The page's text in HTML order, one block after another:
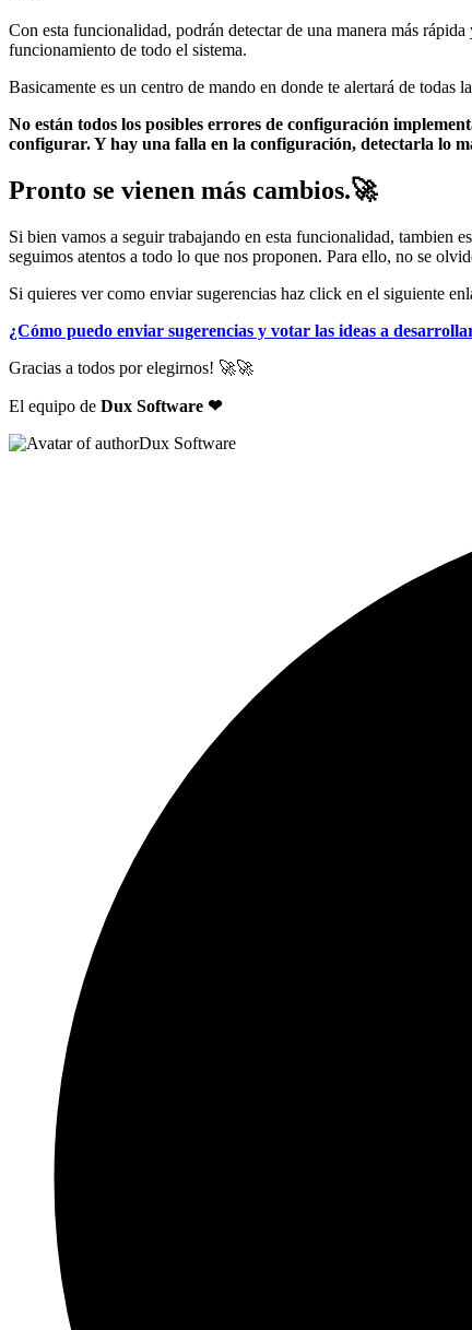
Con esta funcionalidad, podrán detectar de una manera más
funcionamiento de todo el sistema.
Basicamente es un centro de mando en donde te alertará de
No están todos los posibles errores de configuración
configurar. Y hay una falla en la configuración, detectarla lo
Pronto se vienen más cambios.🚀
Si bien vamos a seguir trabajando en esta funcionalidad, tambien
seguimos atentos a todo lo que nos proponen. Para ello, no se
Si quieres ver como enviar sugerencias haz click en el siguiente
¿Cómo puedo enviar sugerencias y votar las ideas a
Gracias a todos por elegirnos! 🚀🚀
El equipo de Dux Software ❤
Dux Software